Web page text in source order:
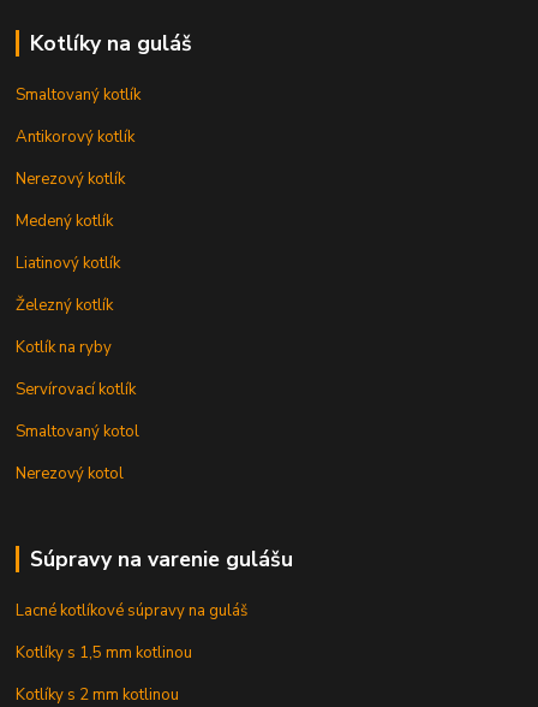
Kotlíky na guláš
Smaltovaný kotlík
Antikorový kotlík
Nerezový kotlík
Medený kotlík
Liatinový kotlík
Železný kotlík
Kotlík na ryby
Servírovací kotlík
Smaltovaný kotol
Nerezový kotol
Súpravy na varenie gulášu
Lacné kotlíkové súpravy na guláš
Kotlíky s 1,5 mm kotlinou
Kotlíky s 2 mm kotlinou